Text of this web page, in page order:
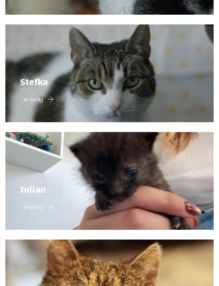
Stefka
więcej
Julian
więcej